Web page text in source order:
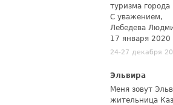
туризма города
С уважением,
Лебедева
17 января 2020
24-27 декабря
Эльвира
Меня зовут
жительница